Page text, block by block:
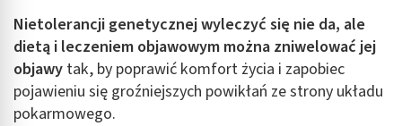
Nietolerancji genetycznej wyleczyć się nie da, ale
dietą i leczeniem objawowym można zniwelować jej
objawy tak, by poprawić komfort życia i zapobiec
pojawieniu się groźniejszych powikłań ze strony układu
pokarmowego.